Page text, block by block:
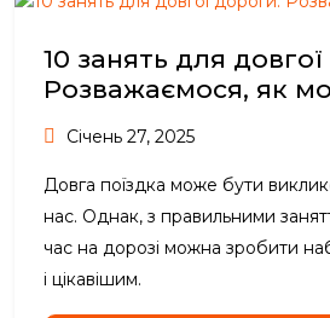
10 занять для
Розважаємося, як
Січень 27, 2025
Довга поїздка може бути
нас. Однак, з правильними
час на дорозі можна зробити
і цікавішим.